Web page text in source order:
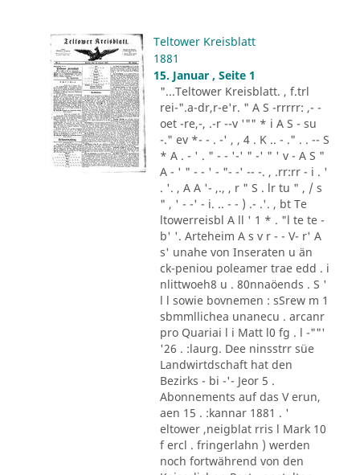
Teltower Kreisblatt
1881
15. Januar , Seite 1
"...Teltower Kreisblatt. , f.trl
rei-".a-dr,r-e'r. " A S -rrrrr: ,- -
oet -re,-, .-r --v '"" * i A S - su
-." ev *- - . -' , , 4 . K .. - ." . . -- S
* A . - ' . " - - '-' " -' " ' v - A S "
A - ' " - - ' - "- -' -- -. , .rr:rr - i . '
. '. , A A '- ,., , r " S . lr tu " , / s
" , ' - -' - i. .. - - ) .- .'. , bt Te
ltowerreisbl A ll ' 1 * . "l te te -
b' '. Arteheim A s v r - - V- r' A
s' unahe von Inseraten u än
ck-peniou poleamer trae edd . i
nlittwoeh8 u . 80nnaöends . S '
l l sowie bovnemen : sSrew m 1
sbmmllichea unanecu . arcanr
pro Quariai l i Matt l0 fg . l -""'
'26 . :laurg. Dee ninsstrr süe
Landwirtdschaft hat den
Bezirks - bi -'- Jeor 5 .
Abonnements auf das V erun,
aen 15 . :kannar 1881 . '
eltower ,neigblat rris l Mark 10
f ercl . fringerlahn ) werden
noch fortwährend von den